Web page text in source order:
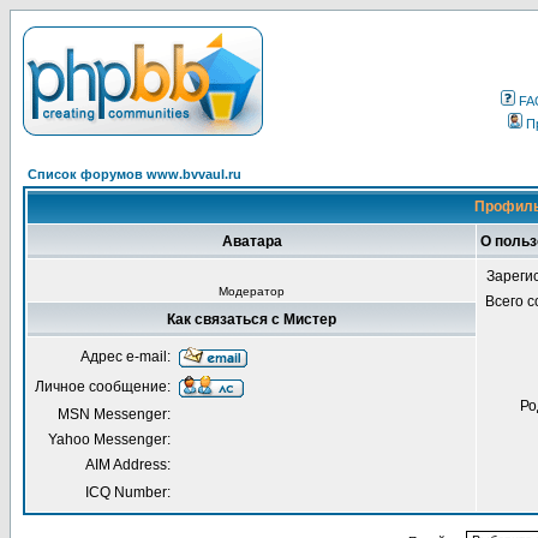
Список форумов www.bvvaul.ru
Аватара О
Модератор
Всего
Как связаться с Мистер
Адрес e-mail:
Личное сообщение:
MSN Messenger:
Yahoo Messenger:
AIM Address:
ICQ Number: